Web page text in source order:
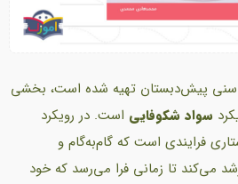
سنی پیش‌دبستان تهیه شده است، بخشی
سواد شکوفایی است. در رویکرد
فرایندی است که گام‌به‌گام و
می‌کند تا زمانی فرا می‌رسد که خود